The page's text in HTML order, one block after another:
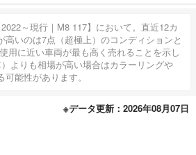
～現行｜M8 117】において。直近12カ
高いのは7点（超極上）のコンディションと
用に近い車両が最も高く売れることを示し
よりも相場が高い場合はカラーリングや
能性があります。
※データ更新：2026年08月07日